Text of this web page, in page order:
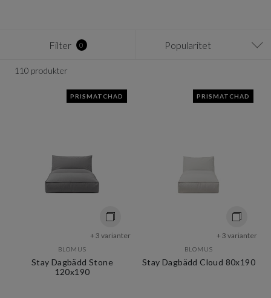
Filter 0 Popularitet
110 produkter
PRISMATCHAD
+ 3 varianter
BLOMUS
Stay Dagbädd Stone
120x190
PRISMATCHAD
+ 3 varianter
BLOMUS
Stay Dagbädd Cloud 80x190